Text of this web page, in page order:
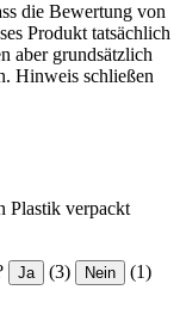
die Bewertung von
Produkt tatsächlich
aber grundsätzlich
Hinweis schließen
Plastik verpackt
Ja (3) Nein (1)